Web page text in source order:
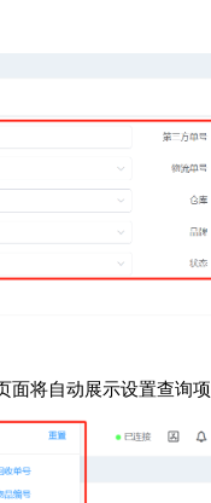
面将自动展示设置查询项